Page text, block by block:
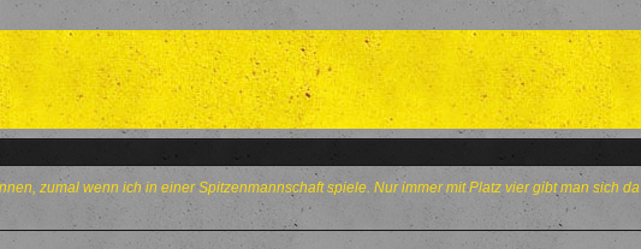
zumal wenn ich in einer Spitzenmannschaft spiele. Nur immer mit Platz vier gibt man sich da